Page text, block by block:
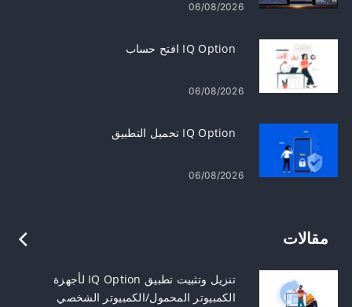
06/08/2026
IQ Option افتح حساب
06/08/2026
IQ Option تحميل التطبيق
06/08/2026
مقالات
تنزيل وتثبيت تطبيق IQ Option لأجهزة
الكمبيوتر المحمول/الكمبيوتر الشخصي